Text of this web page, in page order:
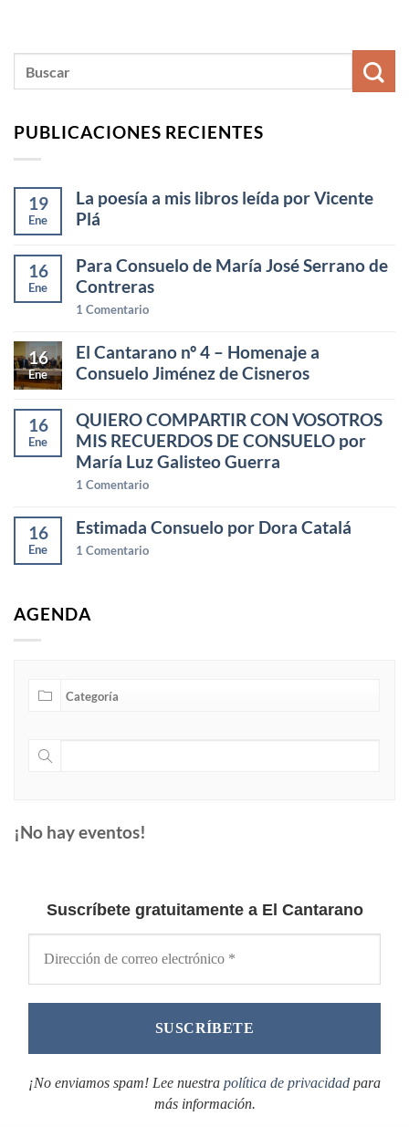
PUBLICACIONES RECIENTES
19
Ene
La poesía a mis libros leída por Vicente
Plá
16
Ene
Para Consuelo de María José Serrano de
Contreras
1 Comentario
16
Ene
El Cantarano nº 4 – Homenaje a
Consuelo Jiménez de Cisneros
16
Ene
QUIERO COMPARTIR CON VOSOTROS
MIS RECUERDOS DE CONSUELO por
María Luz Galisteo Guerra
1 Comentario
16
Ene
Estimada Consuelo por Dora Catalá
1 Comentario
AGENDA
¡No hay eventos!
Suscríbete gratuitamente a El Cantarano
¡No enviamos spam! Lee nuestra política de privacidad para
más información.